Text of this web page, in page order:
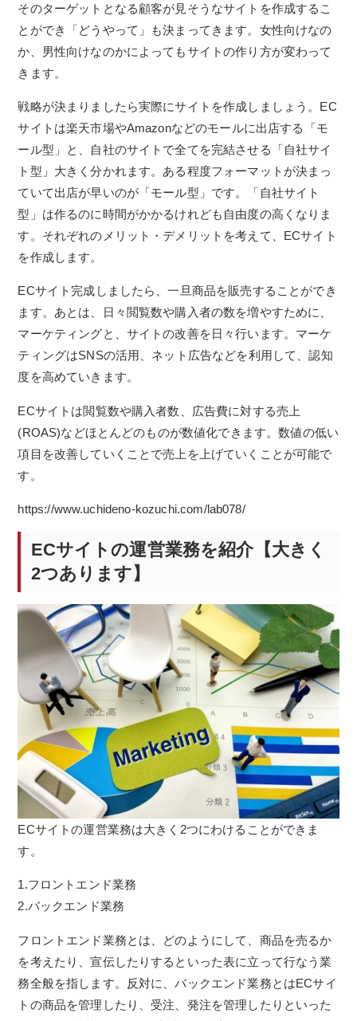
そのターゲットとなる顧客が見そうなサイトを作成するこ
とができ「どうやって」も決まってきます。女性向けなの
か、男性向けなのかによってもサイトの作り方が変わって
きます。
戦略が決まりましたら実際にサイトを作成しましょう。EC
サイトは楽天市場やAmazonなどのモールに出店する「モ
ール型」と、自社のサイトで全てを完結させる「自社サイ
ト型」大きく分かれます。ある程度フォーマットが決まっ
ていて出店が早いのが「モール型」です。「自社サイト
型」は作るのに時間がかかるけれども自由度の高くなりま
す。それぞれのメリット・デメリットを考えて、ECサイト
を作成します。
ECサイト完成しましたら、一旦商品を販売することができ
ます。あとは、日々閲覧数や購入者の数を増やすために、
マーケティングと、サイトの改善を日々行います。マーケ
ティングはSNSの活用、ネット広告などを利用して、認知
度を高めていきます。
ECサイトは閲覧数や購入者数、広告費に対する売上
(ROAS)などほとんどのものが数値化できます。数値の低い
項目を改善していくことで売上を上げていくことが可能で
す。
https://www.uchideno-kozuchi.com/lab078/
ECサイトの運営業務を紹介【大きく
2つあります】
ECサイトの運営業務は大きく2つにわけることができま
す。
1.フロントエンド業務
2.バックエンド業務
フロントエンド業務とは、どのようにして、商品を売るか
を考えたり、宣伝したりするといった表に立って行なう業
務全般を指します。反対に、バックエンド業務とはECサイ
トの商品を管理したり、受注、発注を管理したりといった